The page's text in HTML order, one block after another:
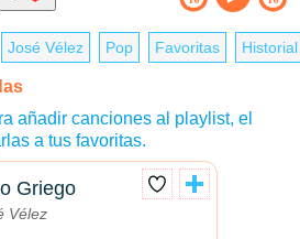
José Vélez Pop Favoritas Historial
añadir canciones al playlist, el
a tus favoritas.
Griego
Vélez